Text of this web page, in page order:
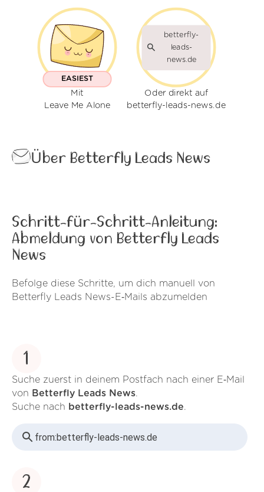
EASIEST
Mit
Leave Me Alone
betterfly-
leads-
news.de
Oder direkt auf
betterfly-leads-news.de
Über Betterfly Leads News
Schritt-für-Schritt-Anleitung:
Abmeldung von Betterfly Leads
News
Befolge diese Schritte, um dich manuell von
Betterfly Leads News-E‑Mails abzumelden
1
Suche zuerst in deinem Postfach nach einer E‑Mail
von Betterfly Leads News.
Suche nach betterfly-leads-news.de.
from:betterfly-leads-news.de
2